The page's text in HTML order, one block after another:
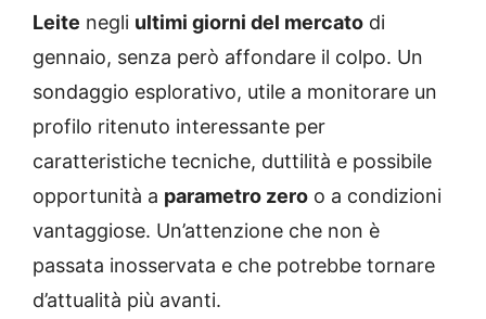
Leite negli ultimi giorni del mercato di
gennaio, senza però affondare il colpo. Un
sondaggio esplorativo, utile a monitorare un
profilo ritenuto interessante per
caratteristiche tecniche, duttilità e possibile
opportunità a parametro zero o a condizioni
vantaggiose. Un’attenzione che non è
passata inosservata e che potrebbe tornare
d’attualità più avanti.